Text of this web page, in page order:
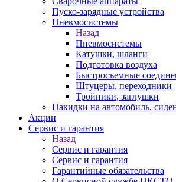
Пуско-зарядные устройства
Пневмосистемы
Назад
Пневмосистемы
Катушки, шланги
Подготовка воздуха
Быстросъемные
Штуцеры, переходники
Тройники, заглушки
Накидки на автомобиль,
Акции
Сервис и гарантия
Назад
Сервис и гарантия
Сервис и гарантия
Гарантийные обязательства